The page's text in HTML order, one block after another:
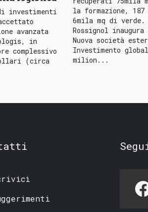
investimenti
avanzata
in
complessivo
(circa
la formazione, 187
6mila mq di verde.
Rossignol
Nuova società
Investimento
milion...